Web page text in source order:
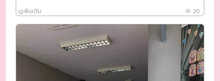
ดูเพิ่มเติม 20